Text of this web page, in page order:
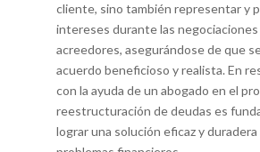
cliente, sino también representar y
intereses durante las negociaciones
acreedores, asegurándose de que
acuerdo beneficioso y realista. En
con la ayuda de un abogado en el
reestructuración de deudas es
lograr una solución eficaz y duradera